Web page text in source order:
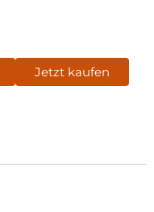
Jetzt kaufen